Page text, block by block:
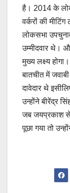
है। 2014 के
वर्करों की
लोकसभा
उम्‍मीदवार थे।
मुख्‍य लक्ष्‍य
बातचीत में
दावेदार थे
उन्होंने बीरेंद्र
जब जयप्रकाश से
पूछा गया तो